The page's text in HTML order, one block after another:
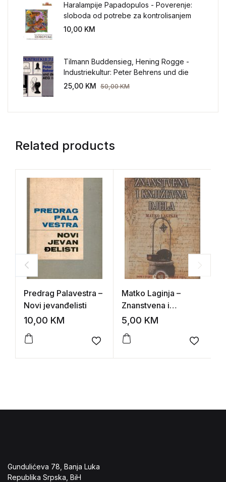
Haralampije Papadopulos - Poverenje:
sloboda od potrebe za kontrolisanjem
sveta
10,00 KM
Tilmann Buddensieg, Hening Rogge -
Industriekultur: Peter Behrens und die
AEG 1907-1914.
25,00 KM 50,00KM
Related products
Predrag Palavestra –
Novi jevanđelisti
10,00 KM
Add to wishlist
Matko Laginja –
Znanstvena i
književna djela
5,00 KM
Add to
Gundulićeva 78, Banja Luka
Republika Srpska, BiH